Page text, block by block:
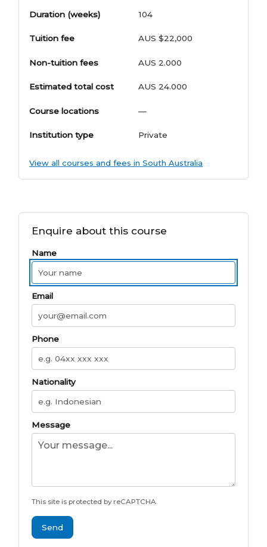
Duration (weeks) 104
Tuition fee AUS $22,000
Non-tuition fees AUS 2.000
Estimated total cost AUS 24.000
Course locations —
Institution type Private
View all courses and fees in South Australia
Enquire about this course
Name
Email
Phone
Nationality
Message
This site is protected by reCAPTCHA.
Send